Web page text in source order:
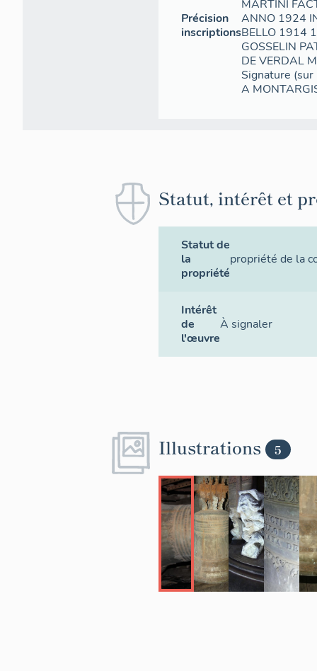
Précision
inscriptions
MARTINI
ANNO 1924
BELLO 1914
GOSSELIN
DE VERDAL
Signature
A
Statut, intérêt et
Statut de
la
propriété
propriété de la
Intérêt
de
l'œuvre
À signaler
Illustrations 5